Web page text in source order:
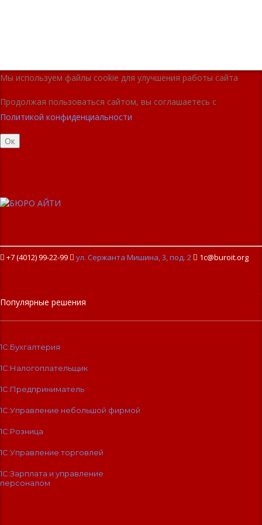
Мы используем файлы cookie для улучшения работы сайта
Продолжая пользоваться сайтом, вы соглашаетесь с
Политикой конфиденциальности
Ок
+7 (4012) 99-22-99  ул. Сержанта Мишина, 3, под. 2  1c@buroit.org
Популярные решения
1С:Бухгалтерия
1С:Налогоплательщик
1С:Предприниматель
1С:Управление небольшой фирмой
1С:Розница
1С:Управление торговлей
1С:Зарплата и управление
персоналом